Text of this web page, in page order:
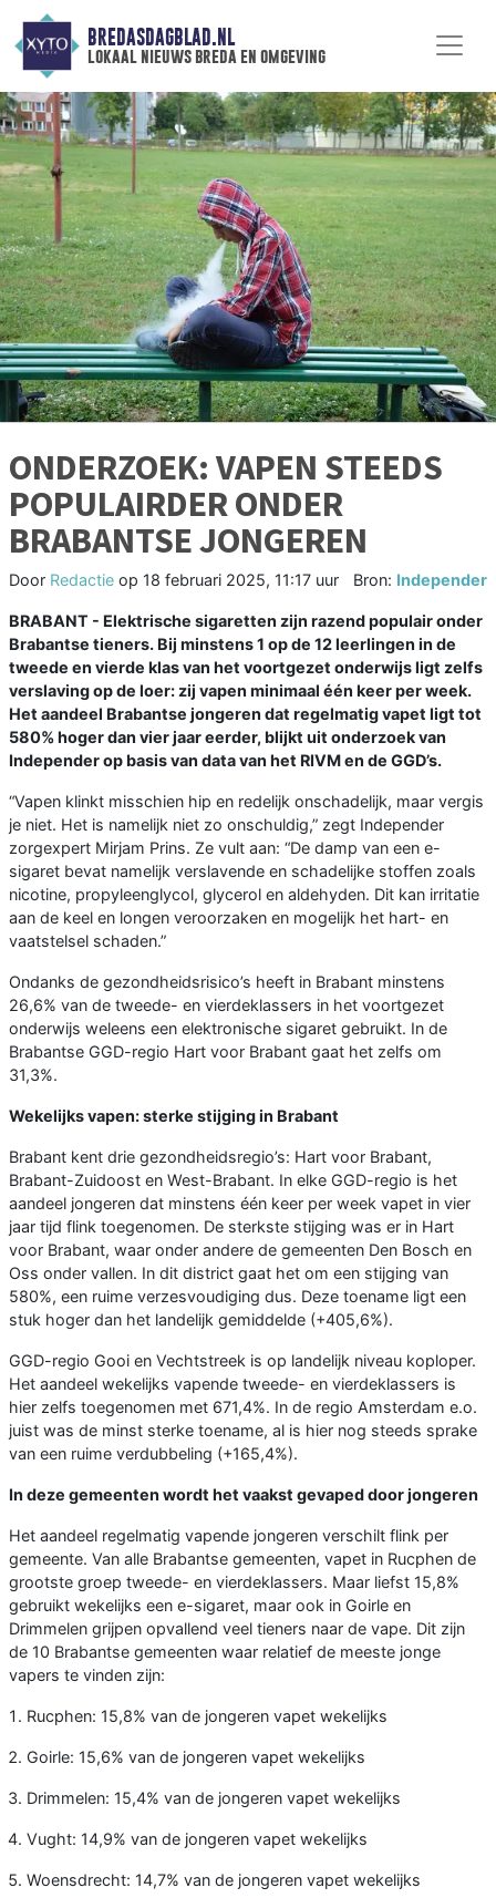
BREDASDAGBLAD.NL
lokaal nieuws breda en omgeving
ONDERZOEK: VAPEN STEEDS
POPULAIRDER ONDER
BRABANTSE JONGEREN
Door Redactie op 18 februari 2025, 11:17 uur Bron: Independer
BRABANT - Elektrische sigaretten zijn razend populair onder
Brabantse tieners. Bij minstens 1 op de 12 leerlingen in de
tweede en vierde klas van het voortgezet onderwijs ligt zelfs
verslaving op de loer: zij vapen minimaal één keer per week.
Het aandeel Brabantse jongeren dat regelmatig vapet ligt tot
580% hoger dan vier jaar eerder, blijkt uit onderzoek van
Independer op basis van data van het RIVM en de GGD’s.
“Vapen klinkt misschien hip en redelijk onschadelijk, maar vergis
je niet. Het is namelijk niet zo onschuldig,” zegt Independer
zorgexpert Mirjam Prins. Ze vult aan: “De damp van een e-
sigaret bevat namelijk verslavende en schadelijke stoffen zoals
nicotine, propyleenglycol, glycerol en aldehyden. Dit kan irritatie
aan de keel en longen veroorzaken en mogelijk het hart- en
vaatstelsel schaden.”
Ondanks de gezondheidsrisico’s heeft in Brabant minstens
26,6% van de tweede- en vierdeklassers in het voortgezet
onderwijs weleens een elektronische sigaret gebruikt. In de
Brabantse GGD-regio Hart voor Brabant gaat het zelfs om
31,3%.
Wekelijks vapen: sterke stijging in Brabant
Brabant kent drie gezondheidsregio’s: Hart voor Brabant,
Brabant-Zuidoost en West-Brabant. In elke GGD-regio is het
aandeel jongeren dat minstens één keer per week vapet in vier
jaar tijd flink toegenomen. De sterkste stijging was er in Hart
voor Brabant, waar onder andere de gemeenten Den Bosch en
Oss onder vallen. In dit district gaat het om een stijging van
580%, een ruime verzesvoudiging dus. Deze toename ligt een
stuk hoger dan het landelijk gemiddelde (+405,6%).
GGD-regio Gooi en Vechtstreek is op landelijk niveau koploper.
Het aandeel wekelijks vapende tweede- en vierdeklassers is
hier zelfs toegenomen met 671,4%. In de regio Amsterdam e.o.
juist was de minst sterke toename, al is hier nog steeds sprake
van een ruime verdubbeling (+165,4%).
In deze gemeenten wordt het vaakst gevaped door jongeren
Het aandeel regelmatig vapende jongeren verschilt flink per
gemeente. Van alle Brabantse gemeenten, vapet in Rucphen de
grootste groep tweede- en vierdeklassers. Maar liefst 15,8%
gebruikt wekelijks een e-sigaret, maar ook in Goirle en
Drimmelen grijpen opvallend veel tieners naar de vape. Dit zijn
de 10 Brabantse gemeenten waar relatief de meeste jonge
vapers te vinden zijn:
Rucphen: 15,8% van de jongeren vapet wekelijks
Goirle: 15,6% van de jongeren vapet wekelijks
Drimmelen: 15,4% van de jongeren vapet wekelijks
Vught: 14,9% van de jongeren vapet wekelijks
Woensdrecht: 14,7% van de jongeren vapet wekelijks